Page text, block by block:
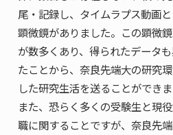
尾・記録し、タイムラプス動画
顕微鏡がありました。この顕微
が数多くあり、得られたデータ
たことから、奈良先端大の研究
した研究生活を送ることができま
また、恐らく多くの受験生と現
職に関することですが、奈良先